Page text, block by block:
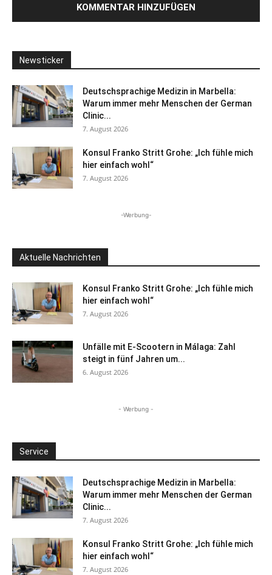
Newsticker
Deutschsprachige Medizin in Marbella:
Warum immer mehr Menschen der German
Clinic...
7. August 2026
Konsul Franko Stritt Grohe: „Ich fühle mich
hier einfach wohl“
7. August 2026
-Werbung-
Aktuelle Nachrichten
Konsul Franko Stritt Grohe: „Ich fühle mich
hier einfach wohl“
7. August 2026
Unfälle mit E-Scootern in Málaga: Zahl
steigt in fünf Jahren um...
6. August 2026
- Werbung -
Service
Deutschsprachige Medizin in Marbella:
Warum immer mehr Menschen der German
Clinic...
7. August 2026
Konsul Franko Stritt Grohe: „Ich fühle mich
hier einfach wohl“
7. August 2026